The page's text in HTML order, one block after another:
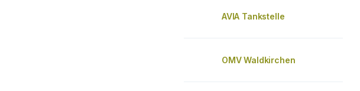
AVIA Tankstelle
OMV Waldkirchen